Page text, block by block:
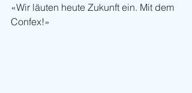
«Wir läuten heute Zukunft ein. Mit dem
Confex!»